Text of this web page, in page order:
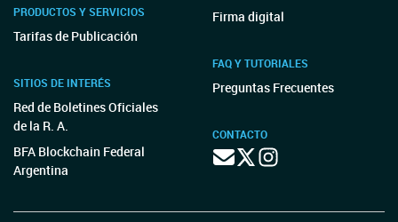
PRODUCTOS Y SERVICIOS
Tarifas de Publicación
SITIOS DE INTERÉS
Red de Boletines Oficiales
de la R. A.
BFA Blockchain Federal
Argentina
Firma digital
FAQ Y TUTORIALES
Preguntas Frecuentes
CONTACTO